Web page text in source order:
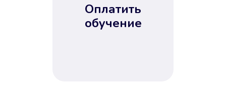
Оплатить
обучение